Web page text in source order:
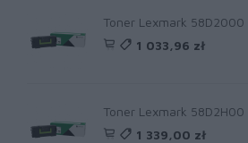
Toner Lexmark
1 033,96 zł
Toner Lexmark
1 339,00 zł